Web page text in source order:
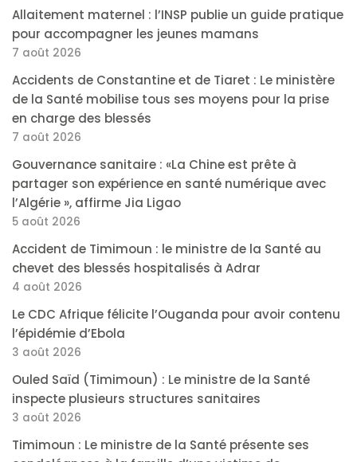
Allaitement maternel : l’INSP publie un guide pratique
pour accompagner les jeunes mamans
7 août 2026
Accidents de Constantine et de Tiaret : Le ministère
de la Santé mobilise tous ses moyens pour la prise
en charge des blessés
7 août 2026
Gouvernance sanitaire : «La Chine est prête à
partager son expérience en santé numérique avec
l’Algérie », affirme Jia Ligao
5 août 2026
Accident de Timimoun : le ministre de la Santé au
chevet des blessés hospitalisés à Adrar
4 août 2026
Le CDC Afrique félicite l’Ouganda pour avoir contenu
l’épidémie d’Ebola
3 août 2026
Ouled Saïd (Timimoun) : Le ministre de la Santé
inspecte plusieurs structures sanitaires
3 août 2026
Timimoun : Le ministre de la Santé présente ses